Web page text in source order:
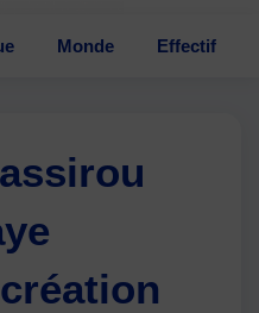
Monde Effectif